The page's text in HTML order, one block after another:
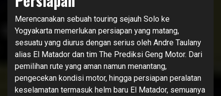
Merencanakan sebuah touring sejauh Solo ke
Yogyakarta memerlukan persiapan yang matang,
sesuatu yang diurus dengan serius oleh Andre Taulany
alias El Matador dan tim The Prediksi Geng Motor. Dari
pemilihan rute yang aman namun menantang,
pengecekan kondisi motor, hingga persiapan peralatan
keselamatan termasuk helm baru El Matador, semuanya